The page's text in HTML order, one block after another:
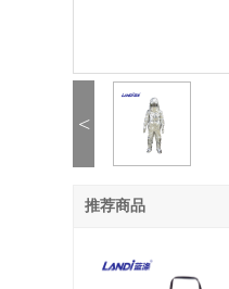
<
推荐商品